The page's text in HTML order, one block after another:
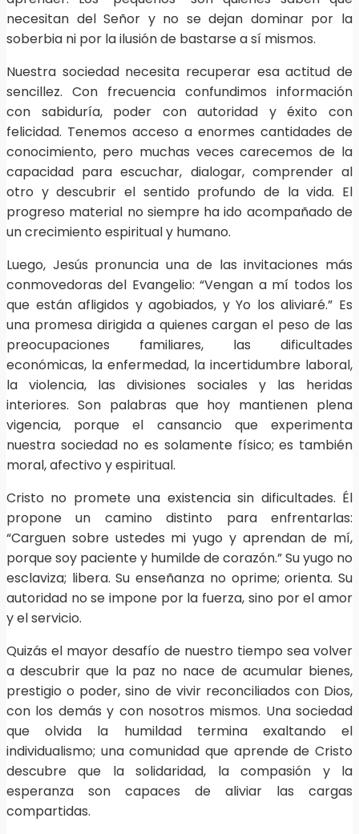
necesitan del Señor y no se dejan dominar por la
soberbia ni por la ilusión de bastarse a sí mismos.
Nuestra sociedad necesita recuperar esa actitud de
sencillez. Con frecuencia confundimos información
con sabiduría, poder con autoridad y éxito con
felicidad. Tenemos acceso a enormes cantidades de
conocimiento, pero muchas veces carecemos de la
capacidad para escuchar, dialogar, comprender al
otro y descubrir el sentido profundo de la vida. El
progreso material no siempre ha ido acompañado de
un crecimiento espiritual y humano.
Luego, Jesús pronuncia una de las invitaciones más
conmovedoras del Evangelio: “Vengan a mí todos los
que están afligidos y agobiados, y Yo los aliviaré.” Es
una promesa dirigida a quienes cargan el peso de las
preocupaciones familiares, las dificultades
económicas, la enfermedad, la incertidumbre laboral,
la violencia, las divisiones sociales y las heridas
interiores. Son palabras que hoy mantienen plena
vigencia, porque el cansancio que experimenta
nuestra sociedad no es solamente físico; es también
moral, afectivo y espiritual.
Cristo no promete una existencia sin dificultades. Él
propone un camino distinto para enfrentarlas:
“Carguen sobre ustedes mi yugo y aprendan de mí,
porque soy paciente y humilde de corazón.” Su yugo no
esclaviza; libera. Su enseñanza no oprime; orienta. Su
autoridad no se impone por la fuerza, sino por el amor
y el servicio.
Quizás el mayor desafío de nuestro tiempo sea volver
a descubrir que la paz no nace de acumular bienes,
prestigio o poder, sino de vivir reconciliados con Dios,
con los demás y con nosotros mismos. Una sociedad
que olvida la humildad termina exaltando el
individualismo; una comunidad que aprende de Cristo
descubre que la solidaridad, la compasión y la
esperanza son capaces de aliviar las cargas
compartidas.